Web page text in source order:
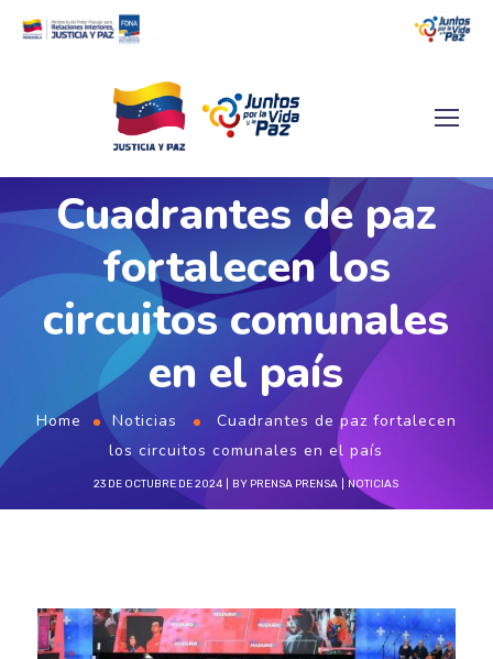
Cuadrantes de paz
fortalecen los
circuitos comunales
en el país
Home Noticias
Cuadrantes de paz fortalecen
los circuitos comunales en el país
23 DE OCTUBRE DE 2024 BY PRENSA PRENSA NOTICIAS